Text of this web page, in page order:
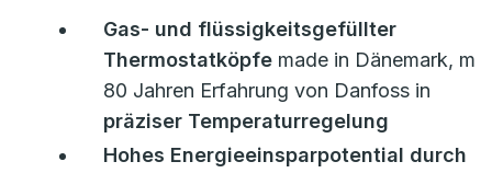
Gas- und flüssigkeitsgefüllter
Thermostatköpfe made in Dänemark, mit
80 Jahren Erfahrung von Danfoss in
präziser Temperaturregelung
Hohes Energieeinsparpotential durch